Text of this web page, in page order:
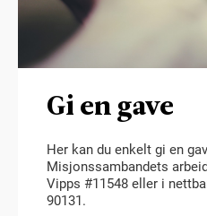
Gi en gave
Her kan du enkelt gi en
Misjonssambandets
Vipps #11548 eller i
90131.